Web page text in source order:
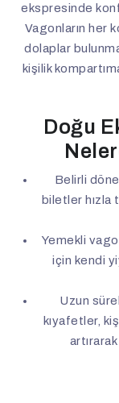
ekspresinde
Vagonların her
dolaplar
kişilik
Doğu
Belirli
biletler hızla
Yemekli
için kendi
Uzun
kıyafetler,